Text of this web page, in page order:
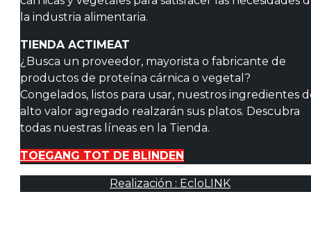
la industria alimentaria.
TIENDA ACTIMEAT
¿Busca un proveedor, mayorista o fabricante de
productos de proteína cárnica o vegetal?
Congelados, listos para usar, nuestros ingredientes
alto valor agregado realzarán sus platos. Descubra
todas nuestras líneas en la Tienda.
TOEGANG TOT DE BLINDEN
Realización : EcloLINK